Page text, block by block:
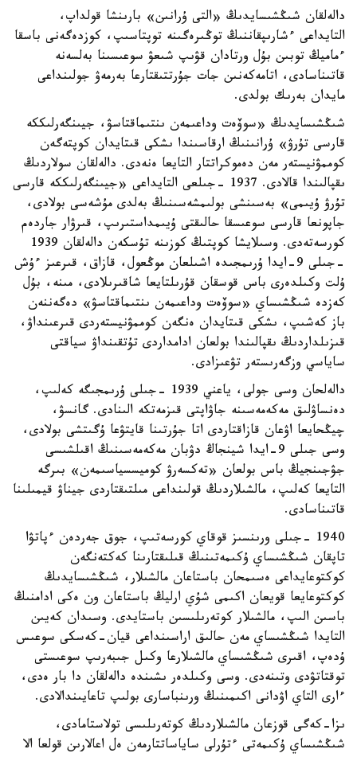
دالەلقان شىڭشىسايدىڭ «التى ۇرانىن» بارىنشا قولداپ،
التايداعى ءشارىپقاننىڭ توڭىرەگىنە توپتاسىپ، كوزدەگەنى باسقا
ءماميڭ توبىن بۇل ورتادان قۋىپ شىعۋ سوعىسىنا بەلسەنە
قاتىناسادى، اتامەكەنىن جات جۇرتتىقتارعا بەرمەۋ جولىنداعى
مايدان بەرىك بولدى.
شىڭشىسايدىڭ «سوۆەت وداعىمەن ىنتىماقتاسۋ، جيىنگەرلىككە
قارسى تۇرۋ» ۇرانىنىڭ ارقاسىندا ىشكى قىتايدان كوپتەگەن
كوممۋنيستەر مەن دەموكراتتار التايعا ەنەدى. دالەلقان سولاردىڭ
ىقپالىندا قالادى. 1937 -جىلعى التايداعى «جيىنگەرلىككە قارسى
تۇرۋ ۇيىمى» بەسىنشى بولىمشەسىنىڭ بەلدى مۇشەسى بولادى،
جاپونعا قارسى سوعىسقا حالىقتى ۇيىمداستىرىپ، قىرۋار جاردەم
كورسەتەدى. وسىلايشا كوپتىڭ كوزىنە تۇسكەن دالەلقان 1939
-جىلى 9-ايدا ۇرىمجىدە اشىلعان موڭعول، قازاق، قىرعىز ءۇش
ۇلت وكىلدەرى باس قوسقان قۇرىلتايعا شاقىرىلادى، مىنە، بۇل
كەزدە شىڭشىساي «سوۆەت وداعىمەن ىنتىماقتاسۋ» دەگەننەن
باز كەشىپ، ىشكى قىتايدان ەنگەن كوممۋنيستەردى قىرعىنداۋ،
قىزىلداردىڭ ىقپالىندا بولعان ادامداردى تۇتقىنداۋ سياقتى
ساياسي وزگەرىستەر تۋعىزادى.
دالەلحان وسى جولى، ياعني 1939 -جىلى ۇرىمجىگە كەلىپ،
دەنساۋلىق مەكەمەسىنە جاۋاپتى قىزمەتكە الىنادى. گانسۋ،
چيڭحايعا اۋعان قازاقتاردى اتا جۇرتىنا قايتۋعا ۇگىتشى بولادى،
وسى جىلى 9-ايدا شينجاڭ دۋبان مەكەمەسىنىڭ اقىلشىسى
جۋجىنجيڭ باس بولعان «تەكسەرۋ كوميسسياسىمەن» بىرگە
التايعا كەلىپ، مالشىلاردىڭ قولىنداعى مىلتىقتاردى جيناۋ قيمىلىنا
قاتىناسادى.
1940 -جىلى ورىنسىز قوقاي كورسەتىپ، جوق جەردەن ءپاتۋا
تاپقان شىڭشىساي ۇكىمەتىنىڭ قىلىقتارىنا كەكتەنگەن
كوكتوعايداعى ەسىمحان باستاعان مالشىلار، شىڭشىسايدىڭ
كوكتوعايعا قويعان اكىمى شۇي ارليڭ باستاعان ون ەكى ادامنىڭ
باسىن الىپ، مالشىلار كوتەرىلىسىن باستايدى. وسىدان كەيىن
التايدا شىڭشىساي مەن حالىق اراسىنداعى قيان-كەسكى سوعىس
ۇدەپ، اقىرى شىڭشىساي مالشىلارعا وكىل جىبەرىپ سوعىستى
توقتاتۋدى وتىنەدى. وسى وكىلدەر ىشىندە دالەلقان دا بار ەدى،
ءارى التاي اۋدانى اكىمىنىڭ ورىنباسارى بولىپ تاعايىندالادى.
ىزا-كەگى قوزعان مالشىلاردىڭ كوتەرىلىسى تولاستامادى،
شىڭشىساي ۇكىمەتى ءتۇرلى ساياساتتارمەن ەل اعالارىن قولعا الا